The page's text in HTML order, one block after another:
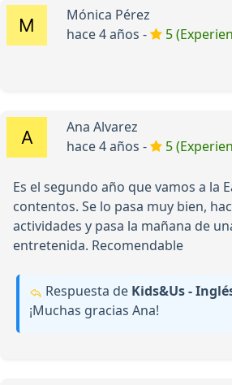
Mónica Pérez
hace 4 años -
5
Ana Alvarez
hace 4 años -
5
Es el segundo año que vamos a la
contentos. Se lo pasa muy bien,
actividades y pasa la mañana de
entretenida. Recomendable
Respuesta de Kids&Us -
¡Muchas gracias Ana!